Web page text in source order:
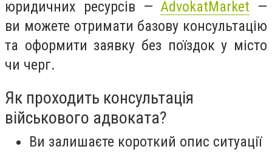
юридичних ресурсів —AdvokatMarket —
ви можете отримати базову консультацію
та оформити заявку без поїздок у місто
чи черг.
Як проходить консультація
військового адвоката?
Ви залишаєте короткий опис ситуації